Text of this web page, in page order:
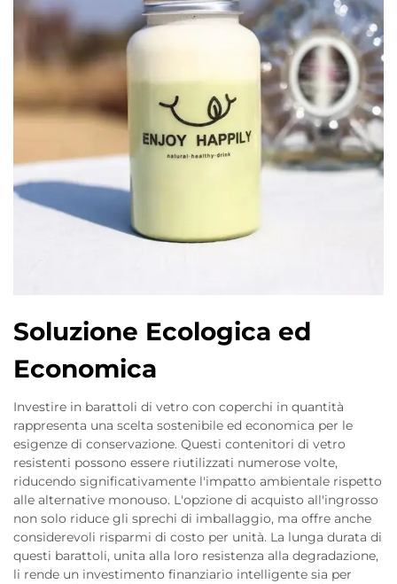
Soluzione Ecologica ed
Economica
Investire in barattoli di vetro con coperchi in quantità
rappresenta una scelta sostenibile ed economica per le
esigenze di conservazione. Questi contenitori di vetro
resistenti possono essere riutilizzati numerose volte,
riducendo significativamente l'impatto ambientale rispetto
alle alternative monouso. L'opzione di acquisto all'ingrosso
non solo riduce gli sprechi di imballaggio, ma offre anche
considerevoli risparmi di costo per unità. La lunga durata di
questi barattoli, unita alla loro resistenza alla degradazione,
li rende un investimento finanziario intelligente sia per